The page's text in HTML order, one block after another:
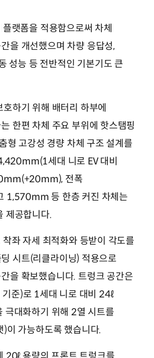
랫폼을 적용함으로써 차체
을 개선했으며 차량 응답성,
성능 등 전반적인 기본기도 큰
하기 위해 배터리 하부에
한편 차체 주요 부위에 핫스탬핑
형 고강성 경량 차체 구조 설계를
세대 니로 EV 대비
전폭
등 한층 커진 차체는
제공합니다.
좌 자세 최적화와 등받이 각도를
시트(리클라이닝) 적용으로
을 확보했습니다. 트렁크 공간은
준)로 1세대 니로 대비 24ℓ
극대화하기 위해 2열 시트를
이 가능하도록 했습니다.